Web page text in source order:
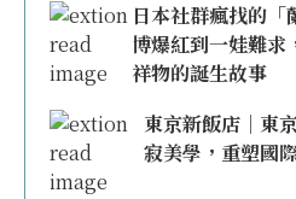
日本社群瘋找的
博爆紅到一娃難求
祥物的誕生故事
東京新飯店｜東
寂美學，重塑國